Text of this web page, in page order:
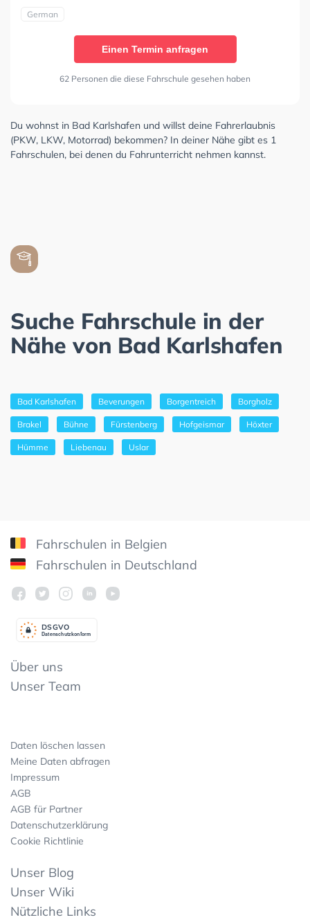
German
Einen Termin anfragen
62 Personen die diese Fahrschule gesehen haben
Du wohnst in Bad Karlshafen und willst deine Fahrerlaubnis
(PKW, LKW, Motorrad) bekommen? In deiner Nähe gibt es 1
Fahrschulen, bei denen du Fahrunterricht nehmen kannst.
Suche Fahrschule in der
Nähe von Bad Karlshafen
Bad Karlshafen Beverungen Borgentreich Borgholz
Brakel Bühne Fürstenberg Hofgeismar Höxter
Hümme Liebenau Uslar
Fahrschulen in Belgien
Fahrschulen in Deutschland
Datenschutzkonform
DSGVO
Über uns
Unser Team
Daten löschen lassen
Meine Daten abfragen
Impressum
AGB
AGB für Partner
Datenschutzerklärung
Cookie Richtlinie
Unser Blog
Unser Wiki
Nützliche Links